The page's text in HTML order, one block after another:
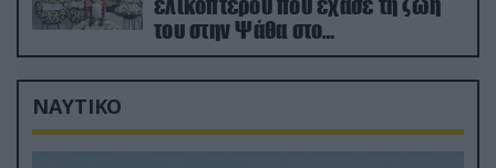
ελικοπτέρου που έχασε τη ζωή
του στην Ψάθα στο
αποτεφρωτήριο Ριτσώνας
ΝΑΥΤΙΚΟ